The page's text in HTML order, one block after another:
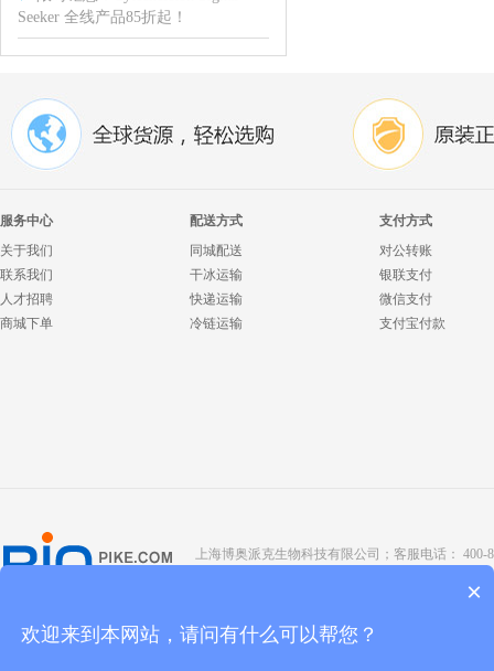
Seeker 全线产品85折起！
服务中心
关于我们
联系我们
人才招聘
商城下单
配送方式
同城配送
干冰运输
快递运输
冷链运输
支付方式
对公转账
银联支付
微信支付
支付宝付款
上海博奥派克生物科技有限公司；客服电话： 400-
京ICP备
×
欢迎来到本网站，请问有什么可以帮您？